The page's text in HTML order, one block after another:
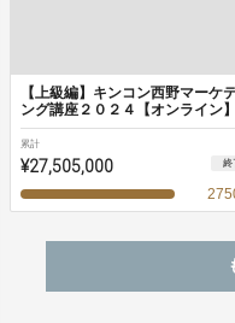
【上級編】キンコン西野マーケ
ング講座２０２４【オンライン】
累計
¥27,505,000 終